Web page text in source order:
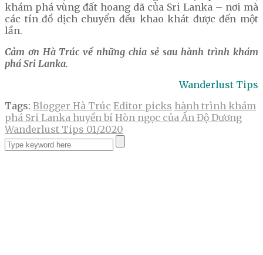
khám phá vùng đất hoang dã của Sri Lanka – nơi mà
các tín đồ dịch chuyển đều khao khát được đến một
lần.
Cảm ơn Hà Trúc về những chia sẻ sau hành trình khám
phá Sri Lanka.
Wanderlust Tips
Tags: Blogger Hà Trúc Editor picks hành trình khám
phá Sri Lanka huyền bí Hòn ngọc của Ấn Độ Dương
Wanderlust Tips 01/2020